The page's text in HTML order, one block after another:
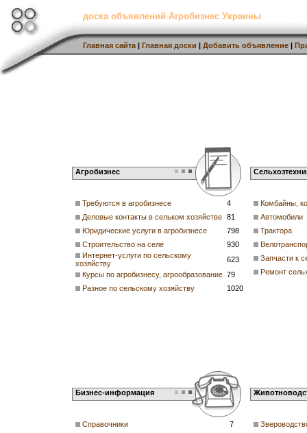
доска объявлений Агробизнес Украины
Главная сайта | Главная доски | Добавить объявление |
Агробизнес
Требуются в агробизнесе
4
Деловые контакты в сельком хозяйстве 81
Юридические услуги в агробизнесе
798
Строительство на селе
930
Интернет-услуги по сельскому
хозяйству
623
Курсы по агробизнесу, агрообразование 79
Разное по сельскому хозяйству
1020
Комбайны,
Автомобили
Трактора
Запчасти к
Ремонт
Бизнес-информация
Справочники
7